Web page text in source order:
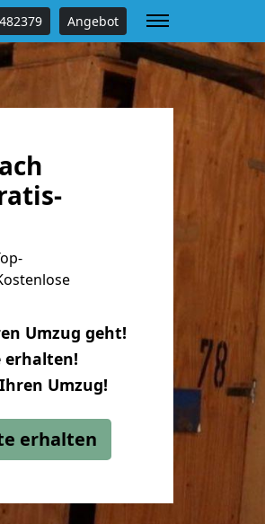
Angebot
Umzug geht!
erhalten!
Umzug!
erhalten